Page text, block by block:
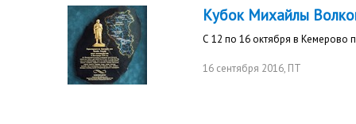
Кубок Михайлы
С 12 по 16 октября в Кемерово
16 сентября 2016, ПТ